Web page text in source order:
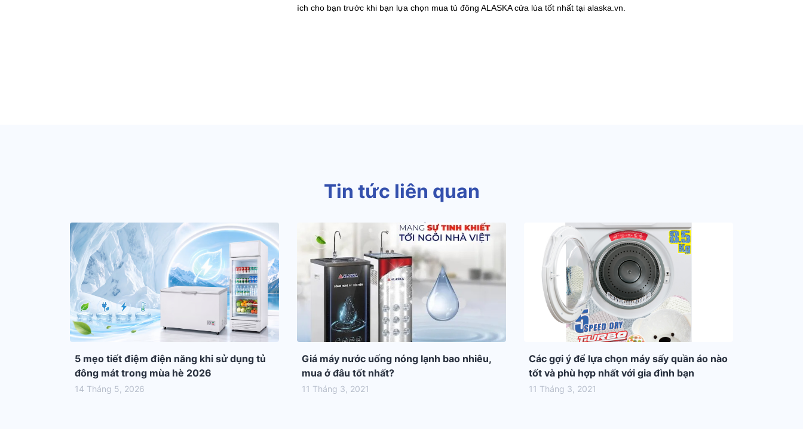
ích cho bạn trước khi bạn lựa chọn mua tủ đông ALASKA cửa lùa tốt nhất tại alaska.vn.
Tin tức liên quan
5 mẹo tiết điệm điện năng khi sử dụng tủ
đông mát trong mùa hè 2026
14 Tháng 5, 2026
Giá máy nước uống nóng lạnh bao nhiêu,
mua ở đâu tốt nhất?
11 Tháng 3, 2021
Các gợi ý để lựa chọn máy sấy quần áo nào
tốt và phù hợp nhất với gia đình bạn
11 Tháng 3, 2021